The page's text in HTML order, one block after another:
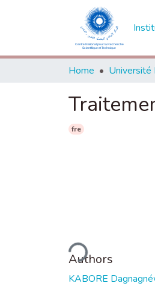
Home
fre
Loading...
Authors
KABORE